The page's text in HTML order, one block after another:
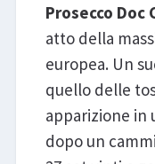
Prosecco Doc
atto della
europea. Un
quello delle
apparizione in
dopo un